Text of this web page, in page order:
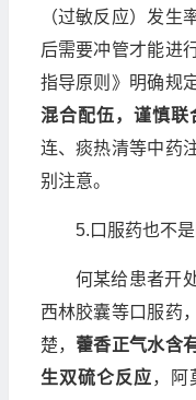
（过敏反应）发生
后需要冲管才能进
指导原则》明确规定
混合配伍，谨慎联
连、痰热清等中药
别注意。
5.口服药也不
何某给患者开
西林胶囊等口服药
楚， 藿香正气水含
生双硫仑反应，阿